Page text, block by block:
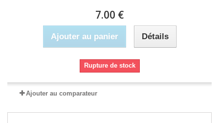
7.00 €
Ajouter au panier Détails
Rupture de stock
Ajouter au comparateur